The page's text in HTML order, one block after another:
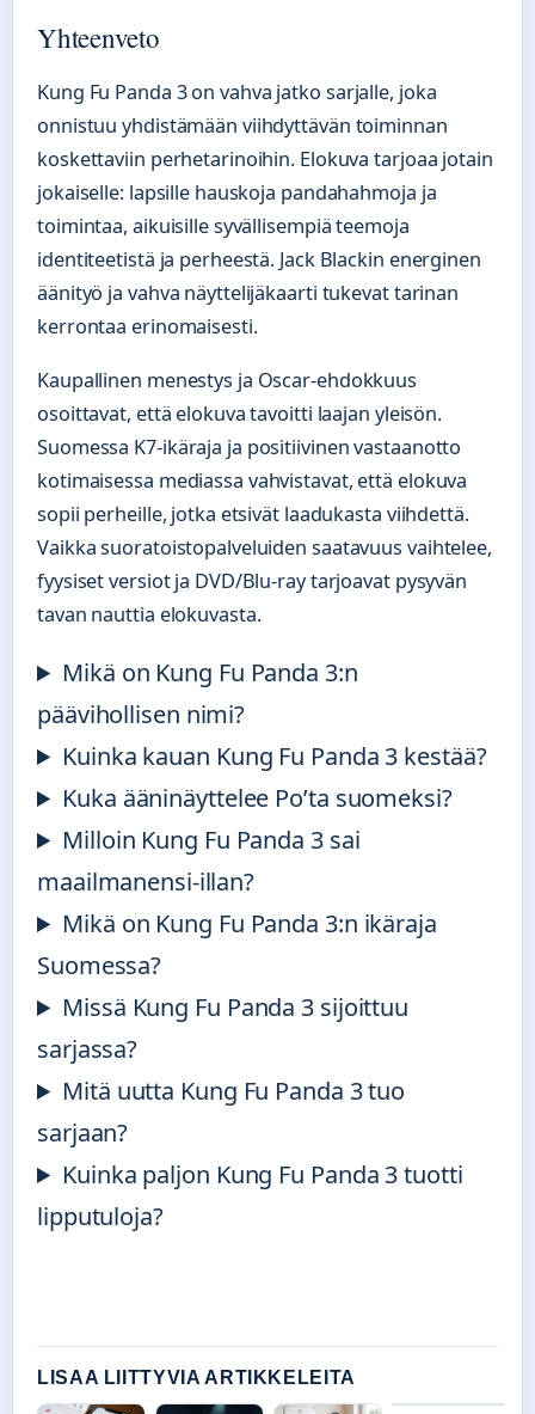
Yhteenveto
Kung Fu Panda 3 on vahva jatko sarjalle, joka
onnistuu yhdistämään viihdyttävän toiminnan
koskettaviin perhetarinoihin. Elokuva tarjoaa jotain
jokaiselle: lapsille hauskoja pandahahmoja ja
toimintaa, aikuisille syvällisempiä teemoja
identiteetistä ja perheestä. Jack Blackin energinen
äänityö ja vahva näyttelijäkaarti tukevat tarinan
kerrontaa erinomaisesti.
Kaupallinen menestys ja Oscar-ehdokkuus
osoittavat, että elokuva tavoitti laajan yleisön.
Suomessa K7-ikäraja ja positiivinen vastaanotto
kotimaisessa mediassa vahvistavat, että elokuva
sopii perheille, jotka etsivät laadukasta viihdettä.
Vaikka suoratoistopalveluiden saatavuus vaihtelee,
fyysiset versiot ja DVD/Blu-ray tarjoavat pysyvän
tavan nauttia elokuvasta.
Mikä on Kung Fu Panda 3:n
päävihollisen nimi?
Kuinka kauan Kung Fu Panda 3 kestää?
Kuka ääninäyttelee Po’ta suomeksi?
Milloin Kung Fu Panda 3 sai
maailmanensi-illan?
Mikä on Kung Fu Panda 3:n ikäraja
Suomessa?
Missä Kung Fu Panda 3 sijoittuu
sarjassa?
Mitä uutta Kung Fu Panda 3 tuo
sarjaan?
Kuinka paljon Kung Fu Panda 3 tuotti
lipputuloja?
LISAA LIITTYVIA ARTIKKELEITA